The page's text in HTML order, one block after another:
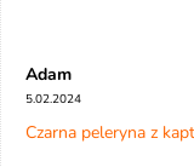
Adam
5.02.2024
Czarna peleryna z